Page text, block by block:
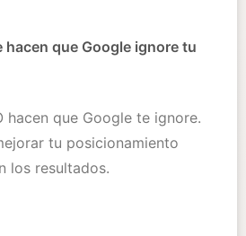
hacen que Google ignore tu
hacen que Google te ignore.
tu posicionamiento
los resultados.